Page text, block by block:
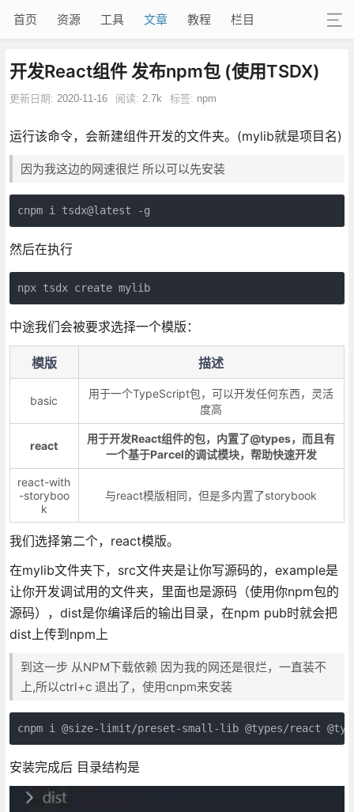
首页 资源 工具 文章 教程 栏目
开发React组件 发布npm包 (使用TSDX)
更新日期: 2020-11-16 阅读: 2.7k 标签: npm
运行该命令，会新建组件开发的文件夹。(mylib就是项目名)
因为我这边的网速很烂 所以可以先安装
cnpm i tsdx@latest -g
然后在执行
npx tsdx create mylib
中途我们会被要求选择一个模版：
模版 描述
basic
用于一个TypeScript包，可以开发任何东西，灵活
度高
react
用于开发React组件的包，内置了@types，而且有
一个基于Parcel的调试模块，帮助快速开发
react-with
-storyboo
k
与react模版相同，但是多内置了storybook
我们选择第二个，react模版。
在mylib文件夹下，src文件夹是让你写源码的，example是
让你开发调试用的文件夹，里面也是源码（使用你npm包的
源码），dist是你编译后的输出目录，在npm pub时就会把
dist上传到npm上
到这一步 从NPM下载依赖 因为我的网还是很烂，一直装不
上,所以ctrl+c 退出了，使用cnpm来安装
cnpm i @size-limit/preset-small-lib @types/react
安装完成后 目录结构是